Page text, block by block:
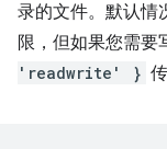
录的文件。默认情
限，但如果您需要
'readwrite' }